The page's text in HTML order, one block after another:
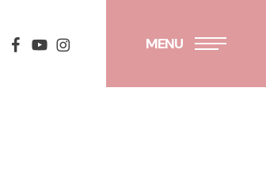
facebook
youtubeinstagram MENU